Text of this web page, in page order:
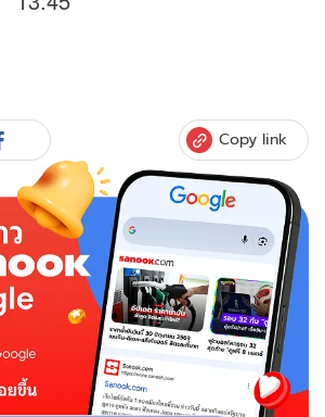
Copy link